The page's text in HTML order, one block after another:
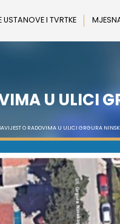
USTANOVE I TVRTKE
U ULICI
O RADOVIMA U ULICI GRGURA